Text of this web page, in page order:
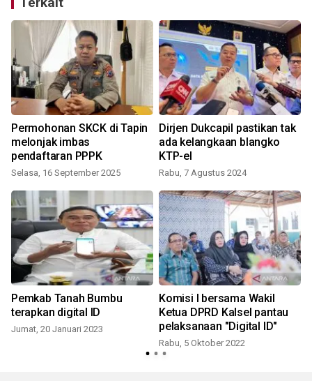
Permohonan SKCK di Tapin
melonjak imbas
pendaftaran PPPK
Selasa, 16 September 2025
Dirjen Dukcapil pastikan tak
ada kelangkaan blangko
KTP-el
Rabu, 7 Agustus 2024
Pemkab Tanah Bumbu
terapkan digital ID
Jumat, 20 Januari 2023
Komisi I bersama Wakil
Ketua DPRD Kalsel pantau
pelaksanaan "Digital ID"
Rabu, 5 Oktober 2022